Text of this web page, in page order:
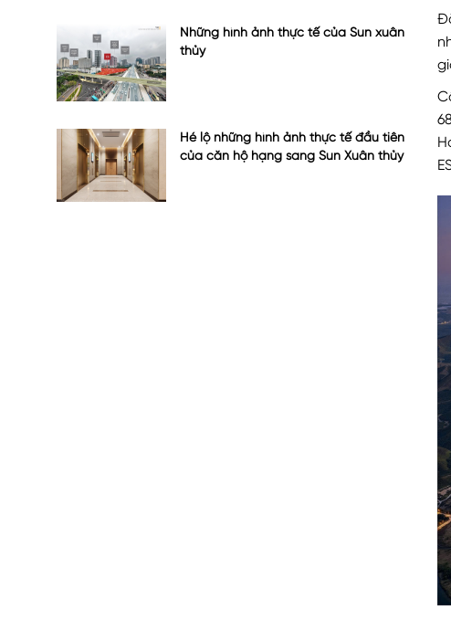
Những hình ảnh thực tế của Sun xuân
thủy
Hé lộ những hình ảnh thực tế đầu tiên
của căn hộ hạng sang Sun Xuân thủy